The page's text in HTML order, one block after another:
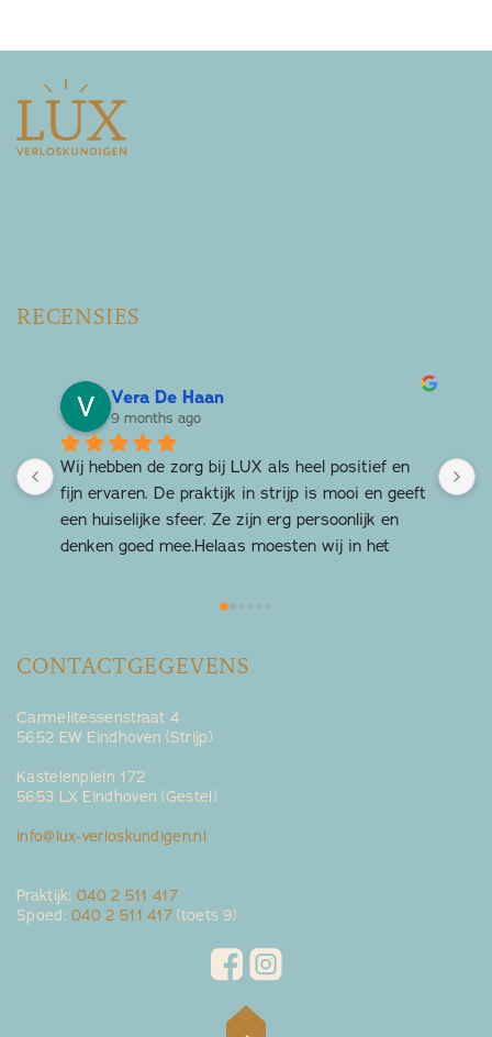
RECENSIES
Vera De Haan
9 months ago
Wij hebben de zorg bij LUX als heel positief en
fijn ervaren. De praktijk in strijp is mooi en geeft
een huiselijke sfeer. Ze zijn erg persoonlijk en
denken goed mee.Helaas moesten wij in het
was heel fijn om de verloskundige van LUX in het
CONTACTGEGEVENS
Carmelitessenstraat 4
5652 EW Eindhoven (Strijp)
Kastelenplein 172
5653 LX Eindhoven (Gestel)
info@lux-verloskundigen.nl
Praktijk: 040 2 511 417
Spoed:040 2 511 417 (toets 9)